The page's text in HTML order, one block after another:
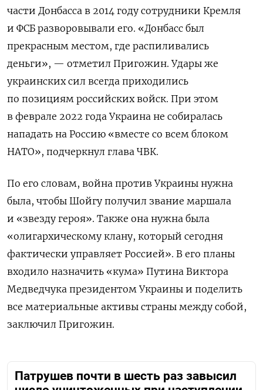
части Донбасса в 2014 году сотрудники Кремля
и ФСБ разворовывали его. «Донбасс был
прекрасным местом, где распиливались
деньги», — отметил Пригожин. Удары же
украинских сил всегда приходились
по позициям российских войск. При этом
в феврале 2022 года Украина не собиралась
нападать на Россию «вместе со всем блоком
НАТО», подчеркнул глава ЧВК.
По его словам, война против Украины нужна
была, чтобы Шойгу получил звание маршала
и «звезду героя». Также она нужна была
«олигархическому клану, который сегодня
фактически управляет Россией». В его планы
входило назначить «кума» Путина Виктора
Медведчука президентом Украины и поделить
все материальные активы страны между собой,
заключил Пригожин.
Патрушев почти в шесть раз завысил